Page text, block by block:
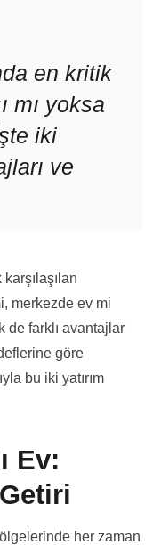
en kritik
mı yoksa
iki
ve
merkezde ev mi
de farklı avantajlar
göre
bu iki yatırım
Ev:
her zaman